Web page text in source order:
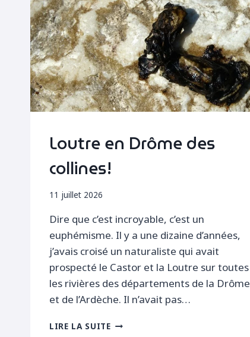
Loutre en Drôme des
collines!
11 juillet 2026
Dire que c’est incroyable, c’est un
euphémisme. Il y a une dizaine d’années,
j’avais croisé un naturaliste qui avait
prospecté le Castor et la Loutre sur toutes
les rivières des départements de la Drôme
et de l’Ardèche. Il n’avait pas…
LIRE LA SUITELOUTRE